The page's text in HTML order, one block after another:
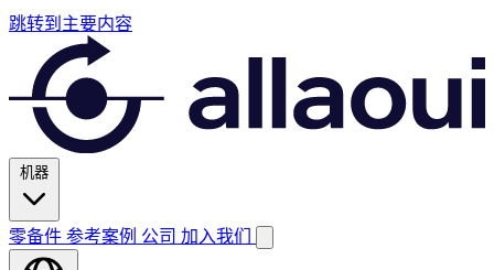
跳转到主要内容
机器
零备件 参考案例 公司 加入我们